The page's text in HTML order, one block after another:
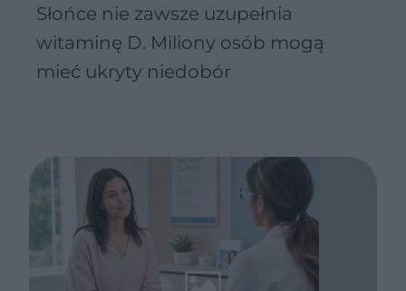
Słońce nie zawsze uzupełnia
witaminę D. Miliony osób mogą
mieć ukryty niedobór